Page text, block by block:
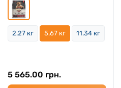
2.27 кг 5.67 кг 11.34 кг
5 565.00 грн.